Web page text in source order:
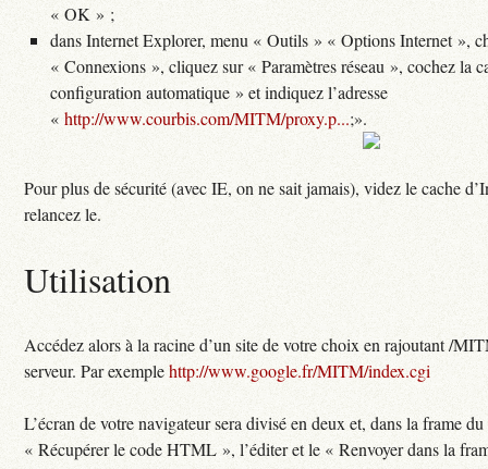
« OK » ;
dans Internet Explorer, menu « Outils » « Options Internet »,
« Connexions », cliquez sur « Paramètres réseau », cochez la
configuration automatique » et indiquez l’adresse
«http://www.courbis.com/MITM/proxy.p...;».
Pour plus de sécurité (avec IE, on ne sait jamais), videz le cache
relancez le.
Utilisation
Accédez alors à la racine d’un site de votre choix en rajoutant /
serveur. Par exemplehttp://www.google.fr/MITM/index.cgi
L’écran de votre navigateur sera divisé en deux et, dans la frame
« Récupérer le code HTML », l’éditer et le « Renvoyer dans la